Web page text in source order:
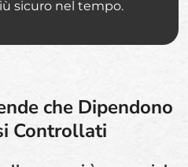
sicuro nel tempo.
che Dipendono
Controllati